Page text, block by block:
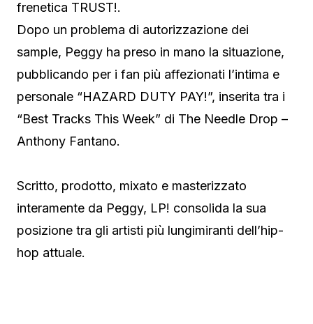
frenetica TRUST!.
Dopo un problema di autorizzazione dei
sample, Peggy ha preso in mano la situazione,
pubblicando per i fan più affezionati l’intima e
personale “HAZARD DUTY PAY!”, inserita tra i
“Best Tracks This Week” di The Needle Drop –
Anthony Fantano.
Scritto, prodotto, mixato e masterizzato
interamente da Peggy, LP! consolida la sua
posizione tra gli artisti più lungimiranti dell’hip-
hop attuale.